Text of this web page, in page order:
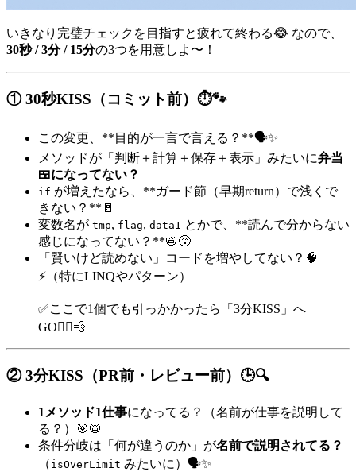
いきなり完璧チェックを目指すと疲れて終わる😂 なので、
30秒 / 3分 / 15分の3つを用意しよ〜！
① 30秒KISS（コミット前）⏱️🐾
この変更、**目的が一言で言える？**🗣️✨
メソッドが「判断＋計算＋保存＋表示」みたいに弁当
🍱になってない？
if が増えたなら、**ガード節（早期return）で浅くで
きない？**🚪
変数名が tmp, flag, data1 とかで、**読んで分からない
感じになってない？**📛😵
「賢いけど読めない」コードを増やしてない？🧠
⚡（特にLINQやパターン）
✅ここで1個でも引っかかったら「3分KISS」へ
GO🏃‍♀️💨
② 3分KISS（PR前・レビュー前）🕒🔍
1メソッド1仕事になってる？（名前が仕事を説明して
る？）🎯📛
条件分岐は「何が違うのか」が名前で説明されてる？
（ isOverLimit みたいに）🗣️✨